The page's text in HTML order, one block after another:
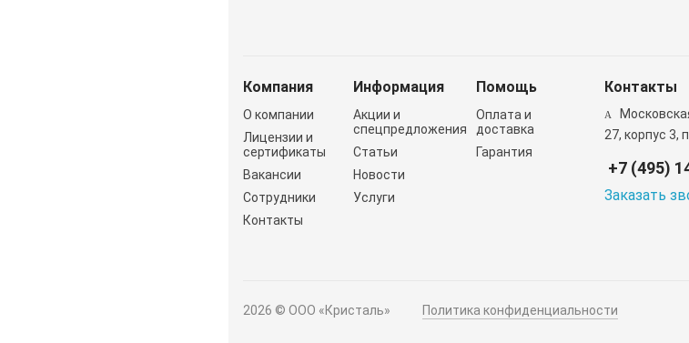
Компания
О компании
Лицензии и
сертификаты
Вакансии
Сотрудники
Контакты
Информация
Акции и
спецпредложения
Статьи
Новости
Услуги
Помощь
Оплата и
доставка
Гарантия
Контакты
27, корпус 3,
+7 (495)
Заказать
2026 © ООО «Кристаль» Политика конфиденциальности